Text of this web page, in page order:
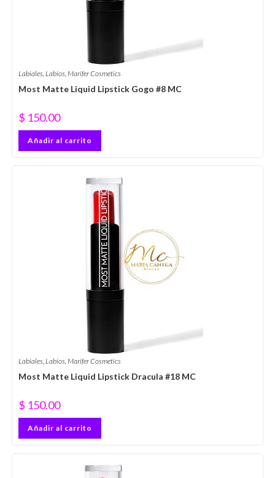
Labiales, Labios, Marifer Cosmetics
Most Matte Liquid Lipstick Gogo #8 MC
$ 150.00
Añadir al carrito
Labiales,Labios,Marifer Cosmetics
Most Matte Liquid Lipstick Dracula #18 MC
$ 150.00
Añadir al carrito